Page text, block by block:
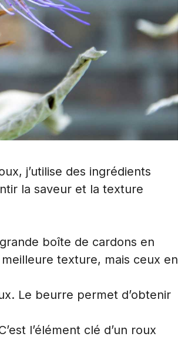
j’utilise des ingrédients
la saveur et la texture
boîte de cardons en
texture, mais ceux en
Le beurre permet d’obtenir
l’élément clé d’un roux